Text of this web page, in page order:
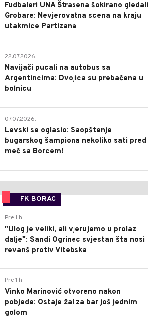
Fudbaleri UNA Štrasena šokirano gledali
Grobare: Nevjerovatna scena na kraju
utakmice Partizana
22.07.2026.
Navijači pucali na autobus sa
Argentincima: Dvojica su prebačena u
bolnicu
07.07.2026.
Levski se oglasio: Saopštenje
bugarskog šampiona nekoliko sati pred
meč sa Borcem!
FK BORAC
Pre 1 h
"Ulog je veliki, ali vjerujemo u prolaz
dalje": Sandi Ogrinec svjestan šta nosi
revanš protiv Vitebska
Pre 1 h
Vinko Marinović otvoreno nakon
pobjede: Ostaje žal za bar još jednim
golom